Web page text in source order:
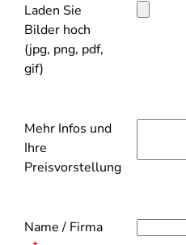
Laden Sie
Bilder hoch
(jpg, png, pdf,
gif)
Mehr Infos und
Ihre
Preisvorstellung
Name / Firma